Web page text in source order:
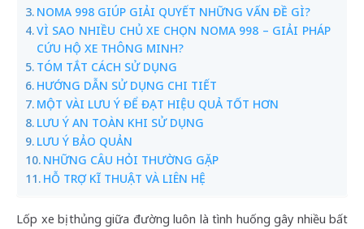
NOMA 998 GIÚP GIẢI QUYẾT NHỮNG VẤN ĐỀ GÌ?
VÌ SAO NHIỀU CHỦ XE CHỌN NOMA 998 – GIẢI PHÁP
CỨU HỘ XE THÔNG MINH?
TÓM TẮT CÁCH SỬ DỤNG
HƯỚNG DẪN SỬ DỤNG CHI TIẾT
MỘT VÀI LƯU Ý ĐỂ ĐẠT HIỆU QUẢ TỐT HƠN
LƯU Ý AN TOÀN KHI SỬ DỤNG
LƯU Ý BẢO QUẢN
NHỮNG CÂU HỎI THƯỜNG GẶP
HỖ TRỢ KĨ THUẬT VÀ LIÊN HỆ
Lốp xe bị thủng giữa đường luôn là tình huống gây nhiều bất